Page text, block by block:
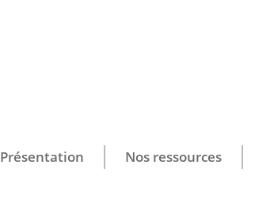
Présentation Nos ressources